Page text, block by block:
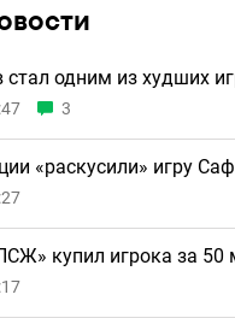
стал одним из худших
3
«раскусили» игру
купил игрока за 50